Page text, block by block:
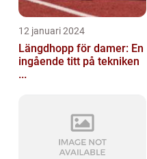
12 januari 2024
Längdhopp för damer: En
ingående titt på tekniken
...